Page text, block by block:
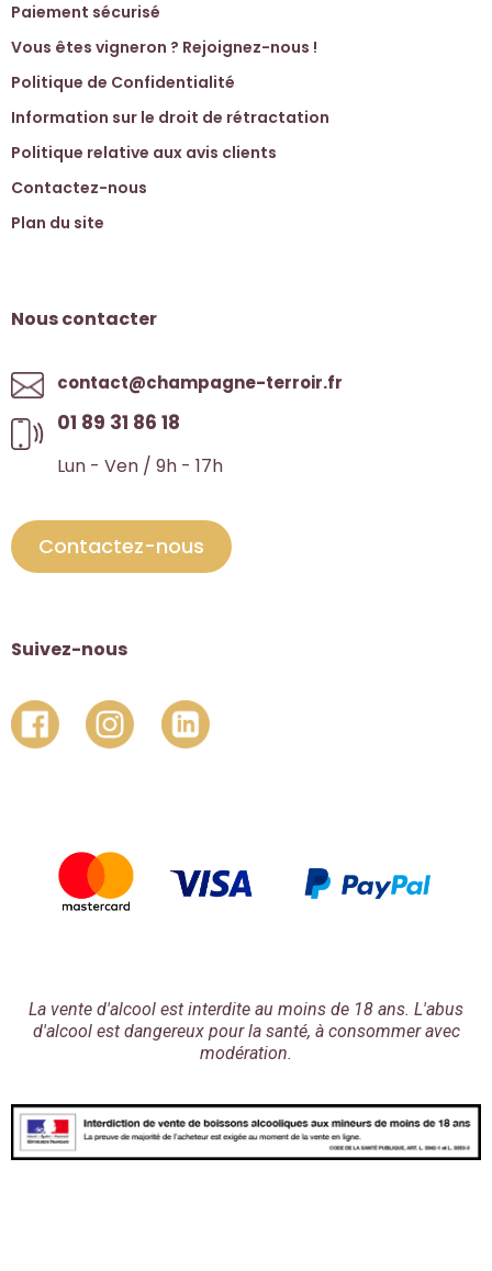
Paiement sécurisé
Vous êtes vigneron ? Rejoignez-nous !
Politique de Confidentialité
Information sur le droit de rétractation
Politique relative aux avis clients
Contactez-nous
Plan du site
Nous contacter
contact@champagne-terroir.fr
01 89 31 86 18
Lun - Ven / 9h - 17h
Contactez-nous
Suivez-nous
La vente d'alcool est interdite au moins de 18 ans. L'abus
d'alcool est dangereux pour la santé, à consommer avec
modération.